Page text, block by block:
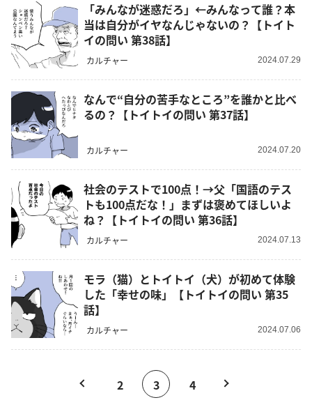
「みんなが迷惑だろ」←みんなって誰？本
当は自分がイヤなんじゃないの？【トイト
イの問い 第38話】
カルチャー 2024.07.29
なんで“自分の苦手なところ”を誰かと比べ
るの？【トイトイの問い 第37話】
カルチャー 2024.07.20
社会のテストで100点！→父「国語のテス
トも100点だな！」まずは褒めてほしいよ
ね？【トイトイの問い 第36話】
カルチャー 2024.07.13
モラ（猫）とトイトイ（犬）が初めて体験
した「幸せの味」【トイトイの問い 第35
話】
カルチャー 2024.07.06
2 3 4